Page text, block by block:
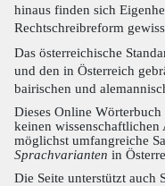
hinaus finden sich
Rechtschreibreform
Das österreichische
und den in Österreich
bairischen und
Dieses Online
keinen wissenschaftlichen
möglichst umfangreiche
Sprachvarianten in
Die Seite unterstützt auch